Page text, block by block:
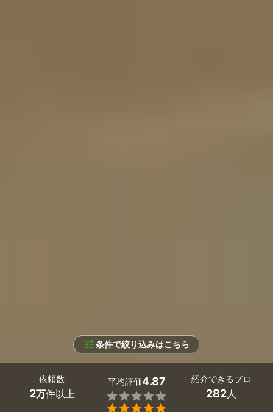
条件で絞り込みはこちら
依頼数
2万件以上
平均評価4.87


紹介できるプロ
282人